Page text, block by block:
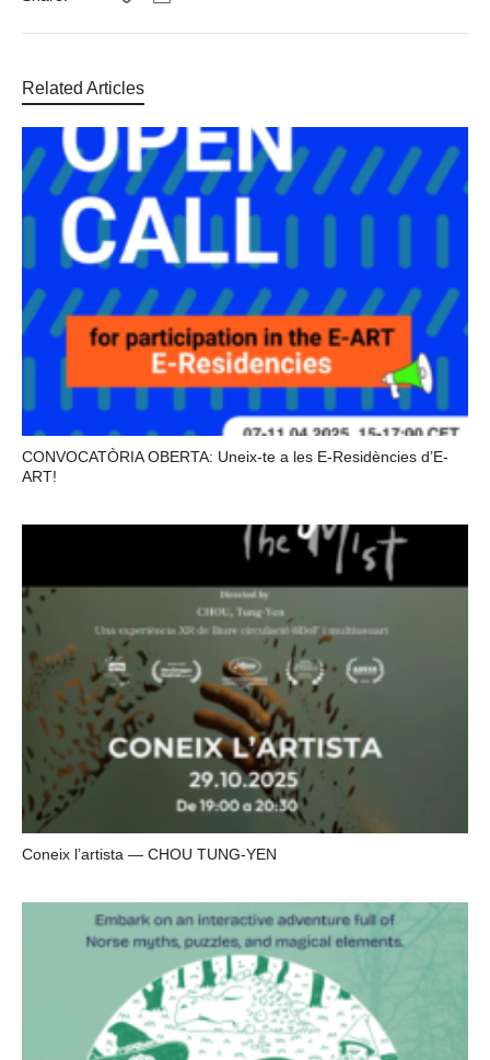
Related Articles
CONVOCATÒRIA OBERTA: Uneix-te a les E-Residències d’E-
ART!
Coneix l’artista — CHOU TUNG-YEN